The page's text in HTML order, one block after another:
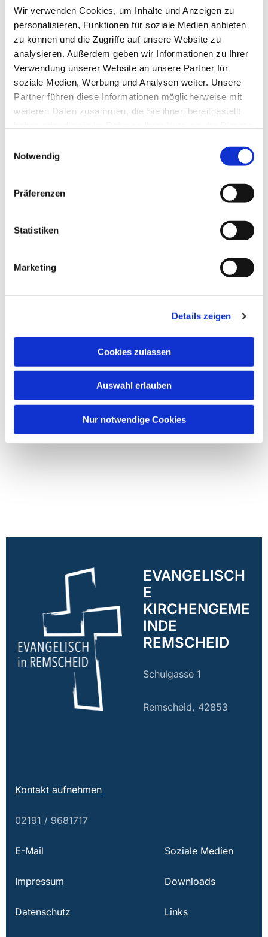
Wir verwenden Cookies, um Inhalte und Anzeigen zu
personalisieren, Funktionen für soziale Medien anbieten
zu können und die Zugriffe auf unsere Website zu
analysieren. Außerdem geben wir Informationen zu Ihrer
Verwendung unserer Website an unsere Partner für
soziale Medien, Werbung und Analysen weiter. Unsere
Partner führen diese Informationen möglicherweise mit
weiteren Daten zusammen, die Sie ihnen bereitgestellt
Notwendig
Präferenzen
Statistiken
Marketing
Details zeigen
Cookies zulassen
Auswahl erlauben
Nur notwendige Cookies
Dies könnte Sie auch
EVANGELISCH
E
KIRCHENGEME
INDE
REMSCHEID
Schulgasse 1
Remscheid, 42853
Kontakt aufnehmen
02191 / 9681717
E-Mail
Impressum
Datenschutz
Soziale Medien
Downloads
Links